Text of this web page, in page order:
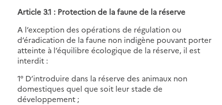
Article 3.1 : Protection de la faune de la réserve
A l’exception des opérations de régulation ou
d’éradication de la faune non indigène pouvant porter
atteinte à l’équilibre écologique de la réserve, il est
interdit :
1° D’introduire dans la réserve des animaux non
domestiques quel que soit leur stade de
développement ;